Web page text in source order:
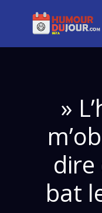
»
dire
bat